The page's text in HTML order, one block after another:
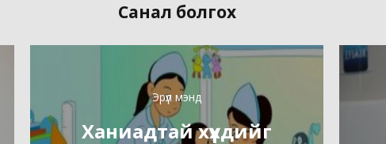
Санал болгох
Эрүүл мэнд
Ханиадтай хүүхдийг